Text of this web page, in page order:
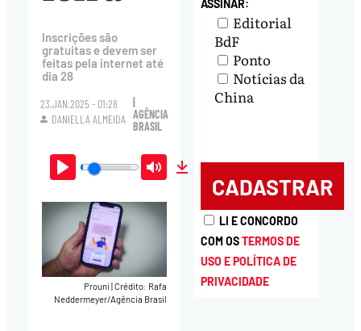
Inscrições são
gratuitas e devem ser
feitas pela internet até
dia 28
23.JAN.2025 - 01:28
DANIELLA ALMEIDA AGÊNCIA
BRASIL
Play Mute Download
Prouni|Crédito: Rafa
Neddermeyer/Agência Brasil
ASSINAR:
Editorial
BdF
Ponto
Notícias da
China
LI E CONCORDO
COM OSTERMOS DE
USO E POLÍTICA DE
PRIVACIDADE